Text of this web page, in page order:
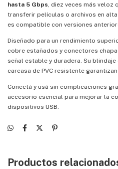
hasta 5 Gbps, diez veces más veloz
transferir películas o archivos en
es compatible con versiones
Diseñado para un rendimiento
cobre estañados y conectores
señal estable y duradera. Su blindaje
carcasa de PVC resistente
Conectá y usá sin complicaciones
accesorio esencial para mejorar la
dispositivos USB.
Productos